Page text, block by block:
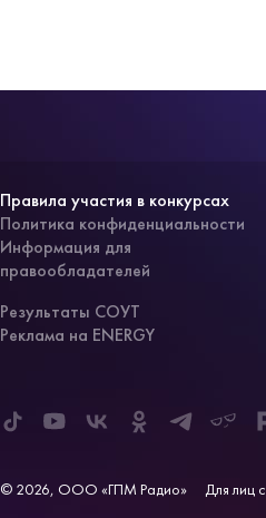
Правила участия в конкурсах
Политика конфиденциальности
Информация для
правообладателей
Результаты СОУТ
Реклама на ENERGY
© 2026, ООО «ГПМ Радио» Для лиц